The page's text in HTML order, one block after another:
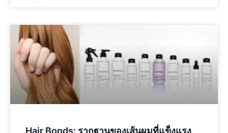
Hair Bonds: รากฐานของเส้นผมที่แข็งแรง